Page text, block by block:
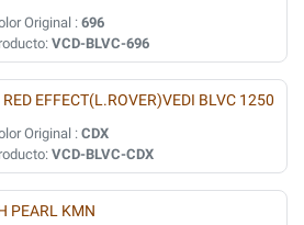
Original :696
VCD-BLVC-696
EFFECT(L.ROVER)VEDI BLVC 1250
Original :CDX
VCD-BLVC-CDX
PEARL KMN